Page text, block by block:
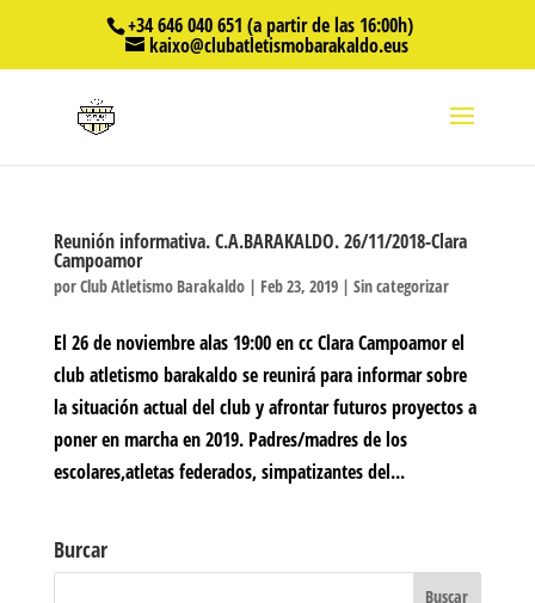
+34 646 040 651 (a partir de las 16:00h)
kaixo@clubatletismobarakaldo.eus
Reunión informativa. C.A.BARAKALDO. 26/11/2018-Clara
Campoamor
porClub Atletismo Barakaldo| Feb 23, 2019| Sin categorizar
El 26 de noviembre alas 19:00 en cc Clara Campoamor el
club atletismo barakaldo se reunirá para informar sobre
la situación actual del club y afrontar futuros proyectos a
poner en marcha en 2019. Padres/madres de los
escolares,atletas federados, simpatizantes del...
Burcar